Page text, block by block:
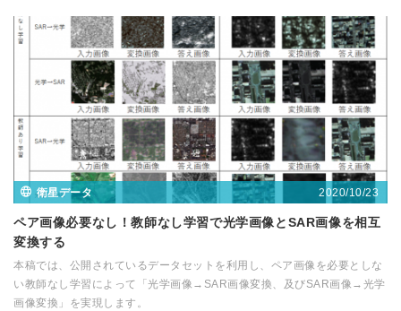
衛星データ 2020/10/23
ペア画像必要なし！教師なし学習で光学画像とSAR画像を相互
変換する
本稿では、公開されているデータセットを利用し、ペア画像を必要としな
い教師なし学習によって「光学画像→SAR画像変換、及びSAR画像→光学
画像変換」を実現します。